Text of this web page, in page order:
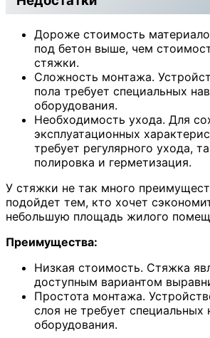
Дороже стоимость
под бетон выше, чем
стяжки.
Сложность монтажа.
пола требует специальных
оборудования.
Необходимость ухода. Для
эксплуатационных
требует регулярного ухода,
полировка и герметизация.
У стяжки не так много
подойдет тем, кто хочет
небольшую площадь жилого
Преимущества:
Низкая стоимость. Стяжка
доступным вариантом
Простота монтажа.
слоя не требует специальных
оборудования.